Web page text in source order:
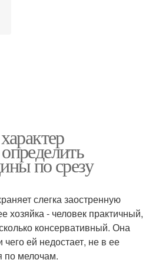
по срезу
слегка заостренную
хозяйка - человек практичный,
консервативный. Она
чего ей недостает, не в ее
по мелочам.